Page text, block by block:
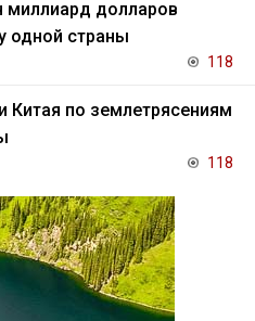
долларов
одной страны
118
Китая по землетрясениям
118